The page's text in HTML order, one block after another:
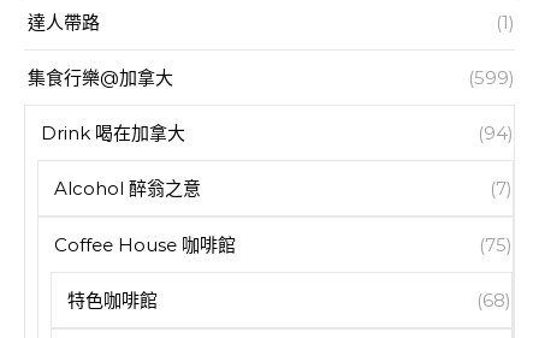
達人帶路 (1)
集食行樂@加拿大 (599)
Drink 喝在加拿大 (94)
Alcohol 醉翁之意 (7)
Coffee House 咖啡館 (75)
特色咖啡館 (68)